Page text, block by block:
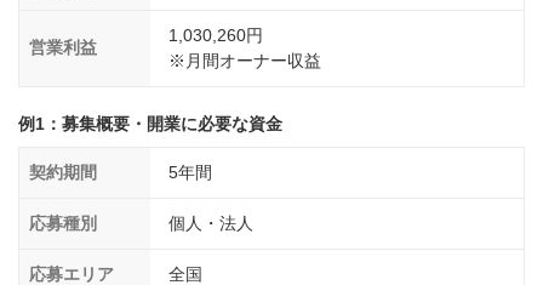
営業利益
1,030,260円
※月間オーナー収益
例1：募集概要・開業に必要な資金
契約期間 5年間
応募種別 個人・法人
応募エリア 全国